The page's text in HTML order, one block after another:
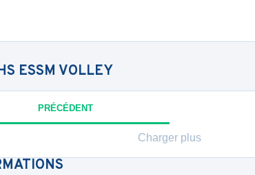
ESSM VOLLEY
PRÉCÉDENT
Charger plus